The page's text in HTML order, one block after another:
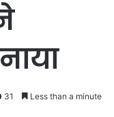
31 Less than a minute